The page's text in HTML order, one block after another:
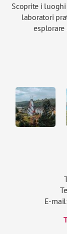
Scoprite i
laboratori
esplorare
E-